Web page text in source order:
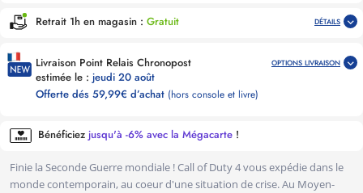
Retrait 1h en magasin : Gratuit DÉTAILS
Livraison Point Relais Chronopost
estimée le : jeudi 20 août
Offerte dés 59,99€ d’achat (hors console et livre)
OPTIONS LIVRAISON
Bénéficiez jusqu'à -6% avec la Mégacarte !
Finie la Seconde Guerre mondiale ! Call of Duty 4 vous expédie dans le
monde contemporain, au coeur d'une situation de crise. Au Moyen-